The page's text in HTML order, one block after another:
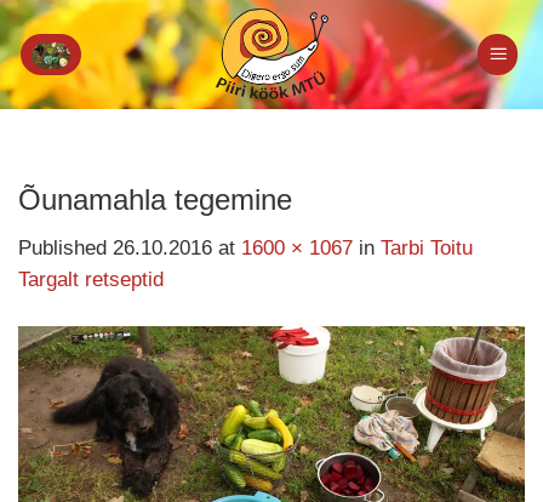
Skip
to
content
Õunamahla tegemine
Published 26.10.2016 at 1600 × 1067 in Tarbi Toitu
Targalt retseptid